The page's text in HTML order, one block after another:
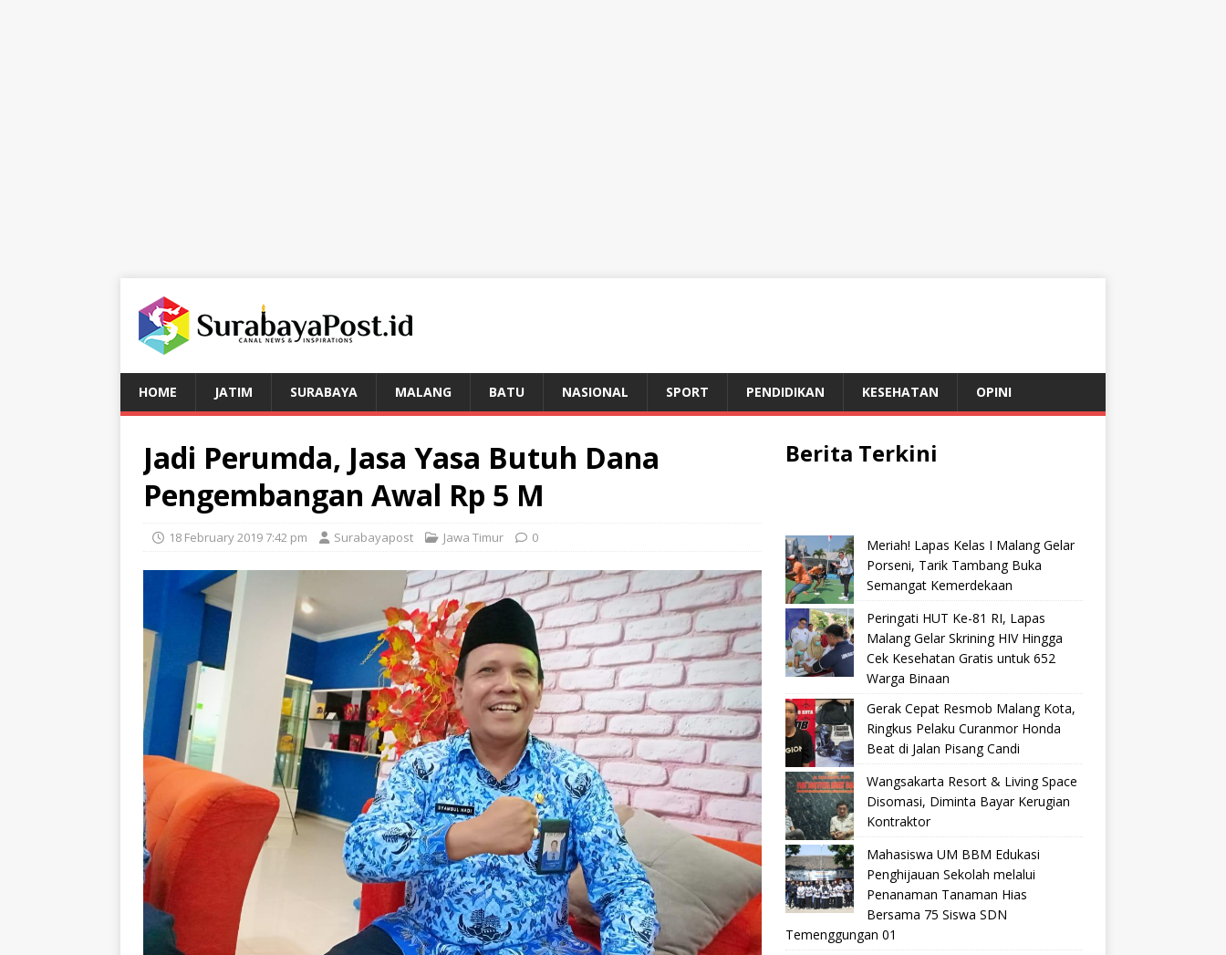
HOME JATIM SURABAYA MALANG BATU NASIONAL SPORT PENDIDIKAN KESEHATAN OPINI
Jadi Perumda, Jasa Yasa Butuh Dana
Pengembangan Awal Rp 5 M
18 February 2019 7:42 pm Surabayapost Jawa Timur 0
Berita Terkini
Meriah! Lapas Kelas I Malang Gelar
Porseni, Tarik Tambang Buka
Semangat Kemerdekaan
Peringati HUT Ke-81 RI, Lapas
Malang Gelar Skrining HIV Hingga
Cek Kesehatan Gratis untuk 652
Warga Binaan
Gerak Cepat Resmob Malang Kota,
Ringkus Pelaku Curanmor Honda
Beat di Jalan Pisang Candi
Wangsakarta Resort & Living Space
Disomasi, Diminta Bayar Kerugian
Kontraktor
Mahasiswa UM BBM Edukasi
Penghijauan Sekolah melalui
Penanaman Tanaman Hias
Bersama 75 Siswa SDN
Temenggungan 01